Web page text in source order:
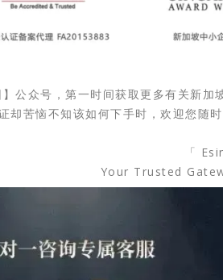
公众号，第一时间获取更多有关新加
却苦恼不知该如何下手时，欢迎您随
「
Your Trusted